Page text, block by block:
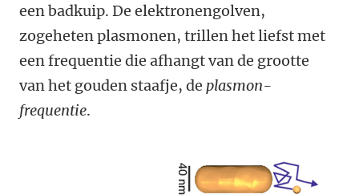
een badkuip. De elektronengolven,
zogeheten plasmonen, trillen het liefst met
een frequentie die afhangt van de grootte
van het gouden staafje, de plasmon-
frequentie.